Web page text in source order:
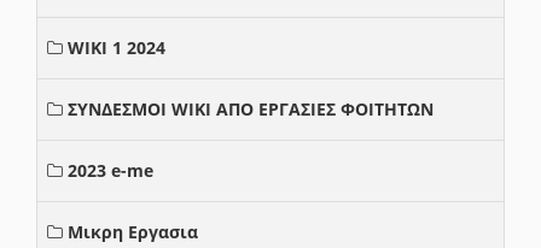
WIKI 1 2024
ΣΥΝΔΕΣΜΟΙ WIKI ΑΠΟ ΕΡΓΑΣΙΕΣ ΦΟΙΤΗΤΩΝ
2023 e-me
Μικρη Εργασια